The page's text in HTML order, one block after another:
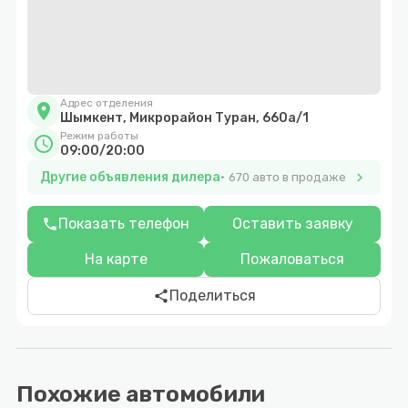
location_on Адрес отделения
Шымкент, Микрорайон Туран, 660а/1
schedule Режим работы
09:00/20:00
Другие объявления дилера
670 авто в продаже chevron_right
phoneПоказать телефон Оставить заявку
На карте Пожаловаться
shareПоделиться
Похожие автомобили